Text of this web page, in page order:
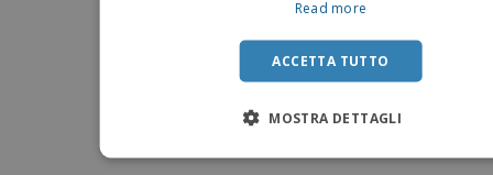
Read more
ACCETTA TUTTO
MOSTRA DETTAGLI